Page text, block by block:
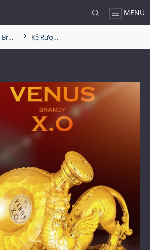
MENU
Rượu Brandy Kệ Rượu Venus XO - Kỳ Lân 2023